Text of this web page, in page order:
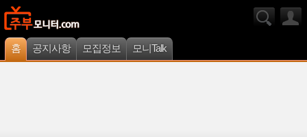
홈 공지사항 모집정보 모니Talk